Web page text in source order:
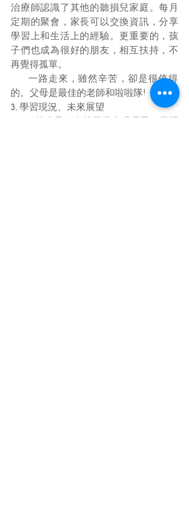
治療師認識了其他的聽損兒家庭。每月
定期的聚會，家長可以交換資訊，分享
學習上和生活上的經驗。更重要的，孩
子們也成為很好的朋友，相互扶持，不
再覺得孤單。
的。父母是最佳的老師和啦啦隊!
3. 學習現況、未來展望